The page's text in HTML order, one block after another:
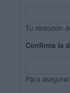
Tu dirección
Confirma la
Para